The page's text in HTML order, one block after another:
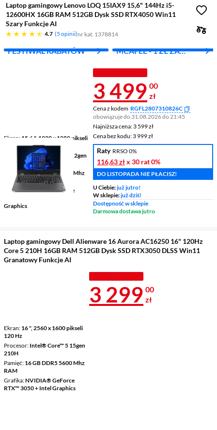
Laptop gamingowy Lenovo LOQ 15IAX9 15,6" 144Hz i5-
12600HX 16GB RAM 512GB Dysk SSD RTX4050 Win11
Szary Funkcje AI
4.7
4.7 gwiazdek 5 opinii nr kat. 1378814
FESTIWAL RABATÓW
MCAFEE - 1 ZŁ ZA
Ekran 15,6 ", 1920 x 1080 pikseli
144 Hz
Procesor Intel® Core™ i5 12gen
12600HX
Pamięć 16 GB DDR5 4800 Mhz
RAM
Grafika NVIDIA® GeForce
Graphics
Cena 3 499
3 499 00
zł
Cena z kodem RGFL2807310826C
obowiązuje do 31.08.2026 do 21:45
Najniższa cena: 3 599 zł
Najniższa cena:3 599 zł
Cena bez kodu: 3 999 zł
Cena bez kodu:3 999 zł
Raty RRSO 0%
116,63 złx 30 rat0%
DO LISTOPADA NIE PŁACISZ!
U Ciebie:już jutro!
W sklepie:już dziś!
Dostępność w sklepie
Darmowa dostawa jutro
Laptop gamingowy Dell Alienware 16 Aurora AC16250 16" 120Hz
Core 5 210H 16GB RAM 512GB Dysk SSD RTX3050 DLSS Win11
Granatowy Funkcje AI
Ekran 16 ", 2560 x 1600 pikseli
120 Hz
Procesor Intel® Core™ 5 15gen
210H
Pamięć 16 GB DDR5 5600 Mhz
RAM
Grafika NVIDIA® GeForce
RTX™ 3050 + Intel Graphics
Cena 3 299 zł
3 299 00
zł